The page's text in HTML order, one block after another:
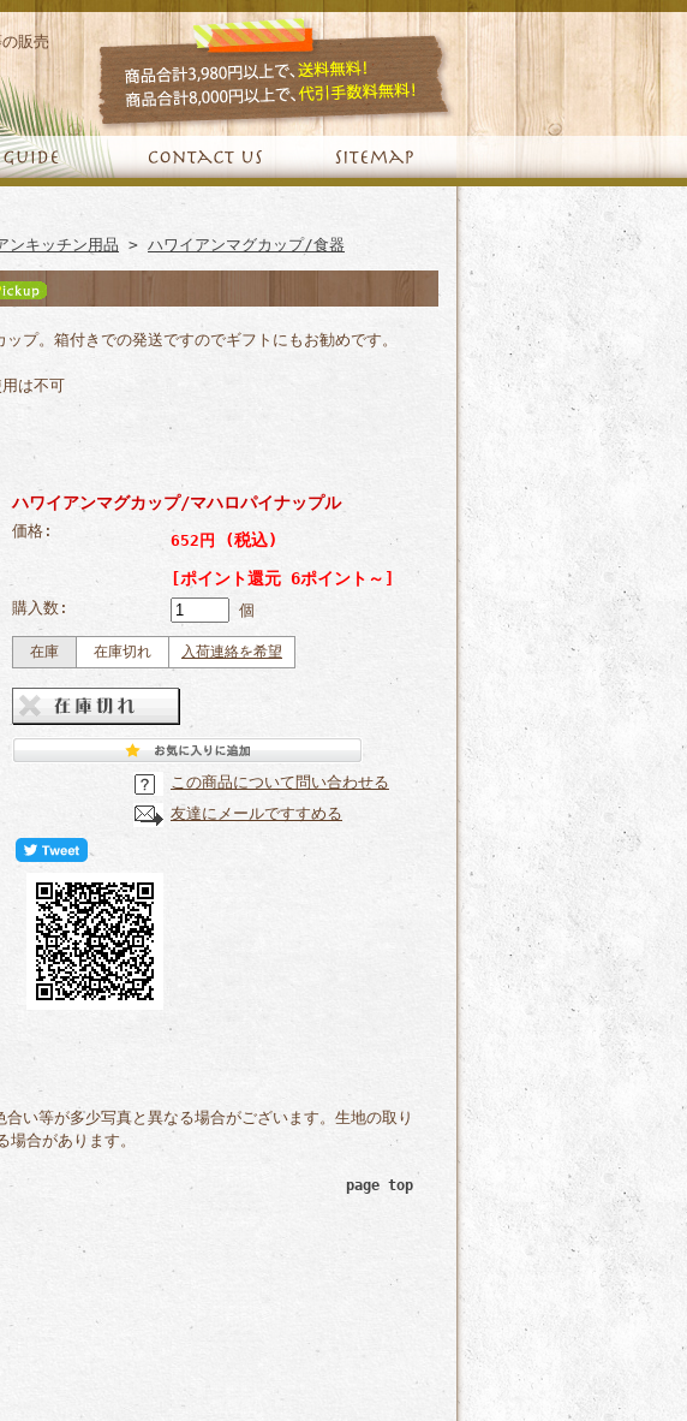
販売
ンキッチン用品 > ハワイアンマグカップ/食器
プ。箱付きでの発送ですのでギフトにもお勧めです。
は不可
ハワイアンマグカップ/マハロパイナップル
価格:
652円
(税込)
[ポイント還元 6ポイント～]
購入数: 個
在庫 在庫切れ 入荷連絡を希望
この商品について問い合わせる
友達にメールですすめる
い等が多少写真と異なる場合がございます。生地の取り
合があります。
page top